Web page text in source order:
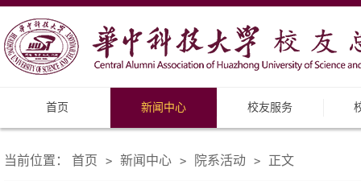
首页 新闻中心 校友服务
当前位置： 首页 > 新闻中心 > 院系活动 > 正文